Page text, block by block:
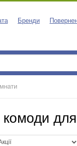
Бренди